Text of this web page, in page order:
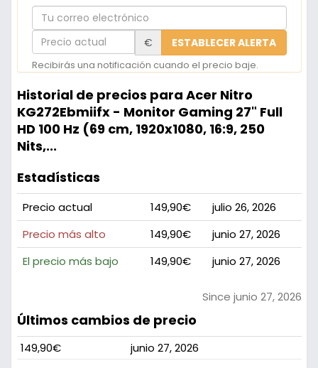
Tu
correo
electrónico
Precio
actual
€ ESTABLECER ALERTA
Recibirás una notificación cuando el precio baje.
Historial de precios para Acer Nitro
KG272Ebmiifx - Monitor Gaming 27" Full
HD 100 Hz (69 cm, 1920x1080, 16:9, 250
Nits,...
Estadísticas
Precio actual 149,90€
julio 26, 2026
Precio más alto
149,90€
junio 27, 2026
El precio más bajo
149,90€ junio 27, 2026
Since junio 27, 2026
Últimos cambios de precio
149,90€ junio 27, 2026